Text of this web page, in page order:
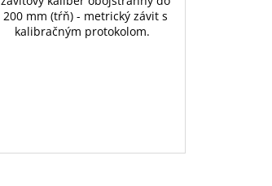
200 mm (tŕň) - metrický závit s
kalibračným protokolom.